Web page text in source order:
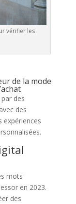
vérifier les
de la mode
des
des
expériences
mots
en 2023.
des